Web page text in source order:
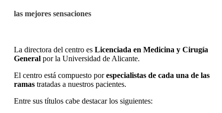
las mejores sensaciones
La directora del centro es Licenciada en Medicina y Cirugía
General por la Universidad de Alicante.
El centro está compuesto porespecialistas de cada una de las
ramas tratadas a nuestros pacientes.
Entre sus títulos cabe destacar los siguientes: